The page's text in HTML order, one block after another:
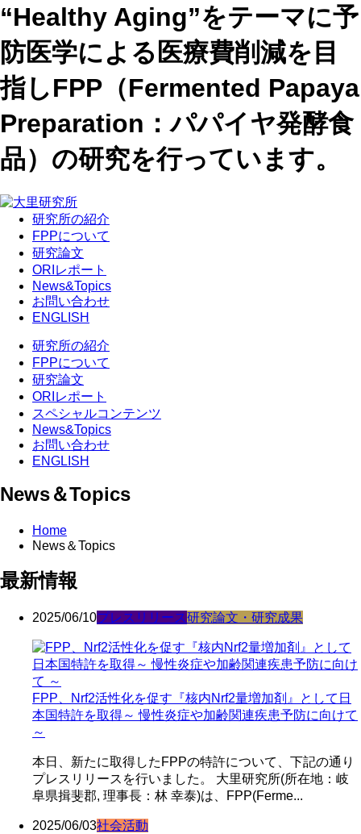
“Healthy Aging”をテーマに予
防医学による医療費削減を目
指しFPP（Fermented Papaya
Preparation：パパイヤ発酵食
品）の研究を行っています。
研究所の紹介
FPPについて
研究論文
ORIレポート
News&Topics
お問い合わせ
ENGLISH
研究所の紹介
FPPについて
研究論文
ORIレポート
スペシャルコンテンツ
News&Topics
お問い合わせ
ENGLISH
News＆Topics
Home
News＆Topics
最新情報
2025/06/10プレスリリース研究論文・研究成果
FPP、Nrf2活性化を促す『核内Nrf2量増加剤』として日
本国特許を取得～ 慢性炎症や加齢関連疾患予防に向けて
～
本日、新たに取得したFPPの特許について、下記の通り
プレスリリースを行いました。 大里研究所(所在地：岐
阜県揖斐郡, 理事長：林 幸泰)は、FPP(Ferme...
2025/06/03社会活動